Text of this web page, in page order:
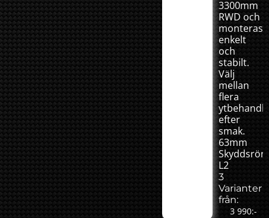
3300mm
RWD och
monteras
enkelt
och
stabilt.
Välj
mellan
flera
efter
smak.
63mm
Skyddsrör
L2
3
Varianter
från:
3 990:-